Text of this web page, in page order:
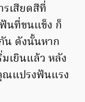
รเสียดสีที่
ฟันที่ขนแข็ง ก็
น ดังนั้นหาก
เยินแล้ว หลัง
ณแปรงฟันแรง